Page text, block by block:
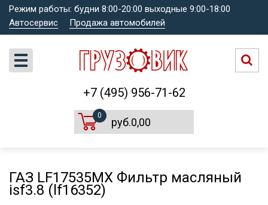
Режим работы: будни 8:00-20:00 выходные 9:00-18:00
Автосервис
Продажа автомобилей
+7 (495) 956-71-62
0
руб.0,00
ГАЗ LF17535MX Фильтр масляный
isf3.8 (lf16352)